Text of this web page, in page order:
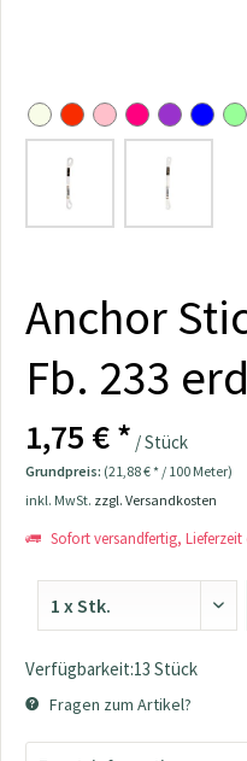
Anchor
Fb. 233
1,75 € * / Stück
Grundpreis: (21,88 € * / 100 Meter)
inkl. MwSt. zzgl. Versandkosten
Sofort versandfertig, Lieferzeit
Verfügbarkeit:13 Stück
Fragen zum Artikel?